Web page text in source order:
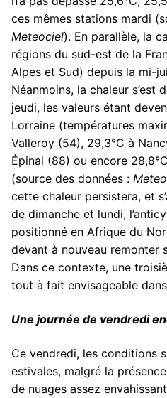
ces mêmes stations mardi
Meteociel). En parallèle, la
régions du sud-est de la
Alpes et Sud) depuis la mi-
Néanmoins, la chaleur s’est
jeudi, les valeurs étant
Lorraine (températures
Valleroy (54), 29,3°C à
Épinal (88) ou encore
(source des données :
cette chaleur persistera, et
de dimanche et lundi,
positionné en Afrique du
devant à nouveau remonter
Dans ce contexte, une
tout à fait envisageable
Une journée de vendredi
Ce vendredi, les conditions
estivales, malgré la
de nuages assez